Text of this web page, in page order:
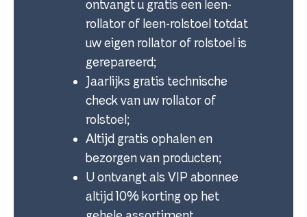
ontvangt u gratis een leen-
rollator of leen-rolstoel totdat
uw eigen rollator of rolstoel is
gerepareerd;
Jaarlijks gratis technische
check van uw rollator of
rolstoel;
Altijd gratis ophalen en
bezorgen van producten;
U ontvangt als VIP abonnee
altijd 10% korting op het